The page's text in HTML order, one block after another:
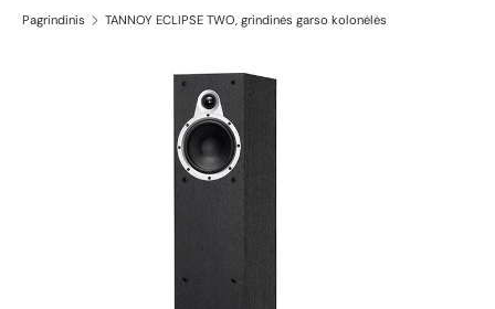
Pagrindinis TANNOY ECLIPSE TWO, grindinės garso kolonėlės
Pereiti prie prekės informacijos